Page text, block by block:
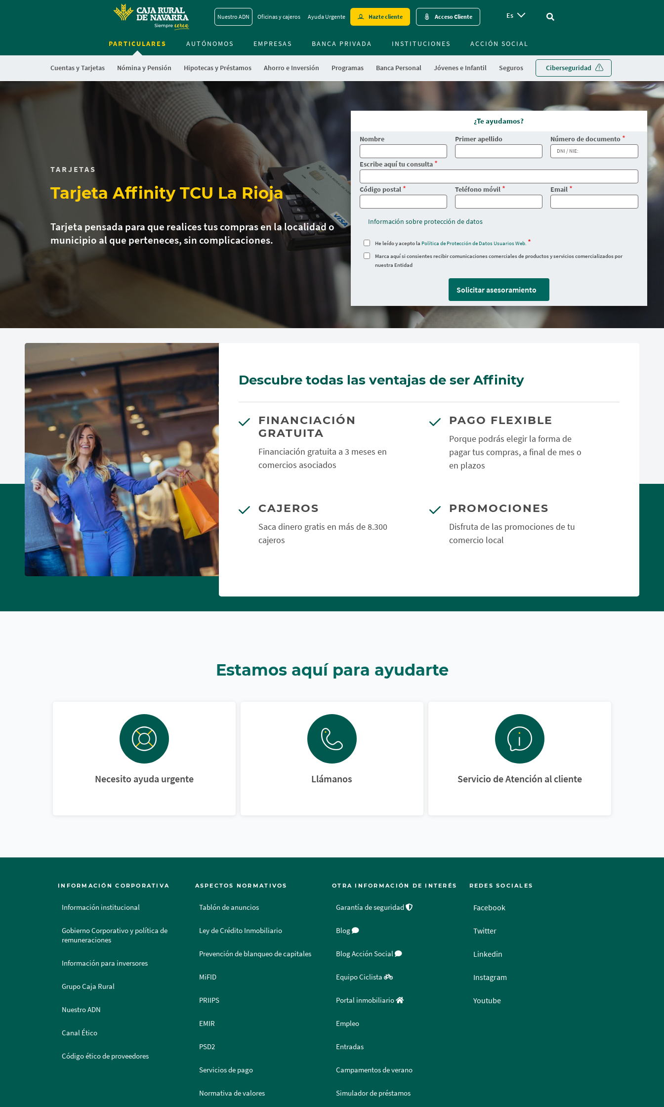
to
contentt
Nuestro ADN Oficinas y cajeros Ayuda Urgente Hazte cliente Acceso Cliente Es Vinculo - Buscar en la web
PARTICULARES
Cuentas y Tarjetas Nómina y Pensión Hipotecas y Préstamos Ahorro e Inversión Programas Banca Personal Jóvenes e Infantil Seguros Ciberseguridad
AUTÓNOMOS EMPRESAS BANCA PRIVADA INSTITUCIONES ACCIÓN SOCIAL
TARJETAS
Tarjeta Affinity TCU La Rioja
Tarjeta pensada para que realices tus compras en la localidad o
municipio al que perteneces, sin complicaciones.
¿Te ayudamos?
Nombre Primer apellido Número de documento
Escribe aquí tu consulta
Código postal Teléfono móvil Email
Información sobre protección de datos
He leído y acepto la Política de Protección de Datos Usuarios Web.
Marca aquí si consientes recibir comunicaciones comerciales de productos y servicios comercializados por
nuestra Entidad
Solicitar asesoramiento
Descubre todas las ventajas de ser Affinity
FINANCIACIÓN
GRATUITA
Financiación gratuita a 3 meses en
comercios asociados
PAGO FLEXIBLE
Porque podrás elegir la forma de
pagar tus compras, a final de mes o
en plazos
CAJEROS
Saca dinero gratis en más de 8.300
cajeros
PROMOCIONES
Disfruta de las promociones de tu
comercio local
Estamos aquí para ayudarte
Necesito ayuda urgente Llámanos Servicio de Atención al cliente
INFORMACIÓN CORPORATIVA
Información institucional
Gobierno Corporativo y política de
remuneraciones
Información para inversores
Grupo Caja Rural
Nuestro ADN
Canal Ético
Código ético de proveedores
ASPECTOS NORMATIVOS
Tablón de anuncios
Ley de Crédito Inmobiliario
Prevención de blanqueo de capitales
MiFID
PRIIPS
EMIR
PSD2
Servicios de pago
Normativa de valores
OTRA INFORMACIÓN DE INTERÉS
Garantía de seguridad
Blog
Blog Acción Social
Equipo Ciclista
Portal inmobiliario
Empleo
Entradas
Campamentos de verano
Simulador de préstamos
REDES SOCIALES
Facebook
Twitter
Linkedin
Instagram
Youtube